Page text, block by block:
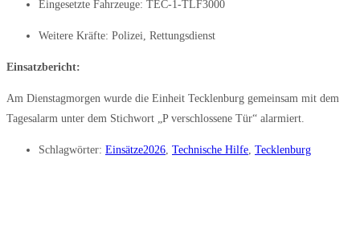
Eingesetzte Fahrzeuge: TEC-1-TLF3000
Weitere Kräfte: Polizei, Rettungsdienst
Einsatzbericht:
Am Dienstagmorgen wurde die Einheit Tecklenburg gemeinsam mit dem
Tagesalarm unter dem Stichwort „P verschlossene Tür“ alarmiert.
Schlagwörter: Einsätze2026, Technische Hilfe, Tecklenburg